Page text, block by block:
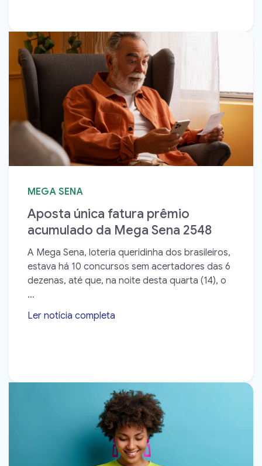
MEGA SENA
Aposta única fatura prêmio
acumulado da Mega Sena 2548
A Mega Sena, loteria queridinha dos brasileiros,
estava há 10 concursos sem acertadores das 6
dezenas, até que, na noite desta quarta (14), o
...
Ler notícia completa